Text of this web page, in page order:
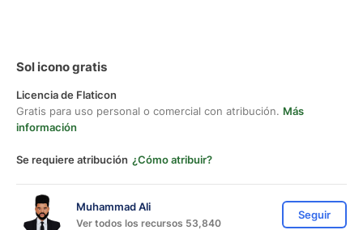
Sol icono gratis
Licencia de Flaticon
Gratis para uso personal o comercial con atribución. Más
información
Se requiere atribución ¿Cómo atribuir?
Muhammad Ali
Ver todos los recursos 53,840
Seguir